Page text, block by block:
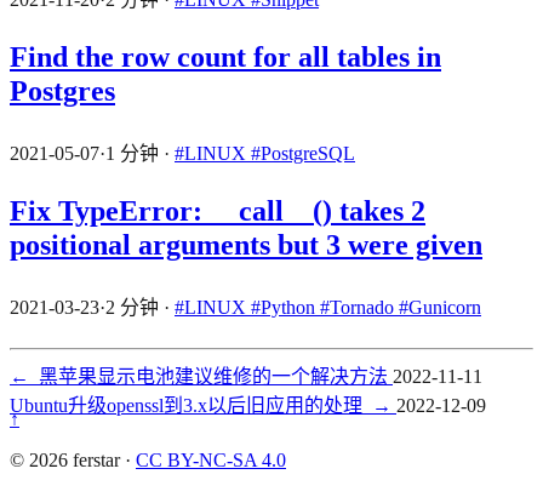
Find the row count for all tables in
Postgres
2021-05-07·1 分钟 · #LINUX #PostgreSQL
Fix TypeError: __call__() takes 2
positional arguments but 3 were given
2021-03-23·2 分钟 · #LINUX #Python #Tornado #Gunicorn
← 黑苹果显示电池建议维修的一个解决方法 2022-11-11
Ubuntu升级openssl到3.x以后旧应用的处理
→ 2022-12-09
↑
© 2026 ferstar · CC BY-NC-SA 4.0